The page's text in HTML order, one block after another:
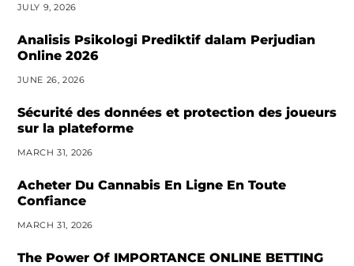
JULY 9, 2026
Analisis Psikologi Prediktif dalam Perjudian
Online 2026
JUNE 26, 2026
Sécurité des données et protection des joueurs
sur la plateforme
MARCH 31, 2026
Acheter Du Cannabis En Ligne En Toute
Confiance
MARCH 31, 2026
The Power Of IMPORTANCE ONLINE BETTING